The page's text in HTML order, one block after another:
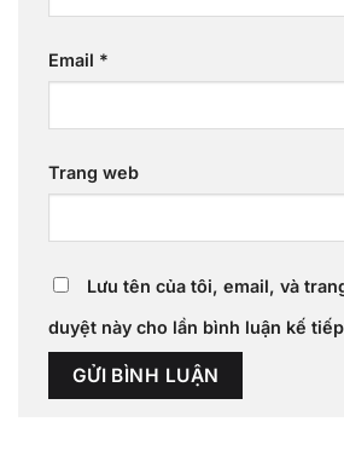
Email *
Trang web
Lưu tên của tôi, email, và
duyệt này cho lần bình luận kế